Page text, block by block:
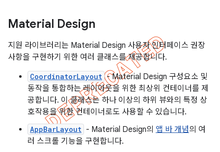
Material Design
지원 라이브러리는 Material Design 사용자 인터페이스 권장
사항을 구현하기 위한 여러 클래스를 제공합니다.
CoordinatorLayout - Material Design 구성요소 및
동작을 통합하는 레이아웃을 위한 최상위 컨테이너를 제
공합니다. 이 클래스는 하나 이상의 하위 뷰와의 특정 상
호작용을 위한 컨테이너로도 사용할 수 있습니다.
AppBarLayout - Material Design의 앱 바 개념의 여
러 스크롤 기능을 구현합니다.